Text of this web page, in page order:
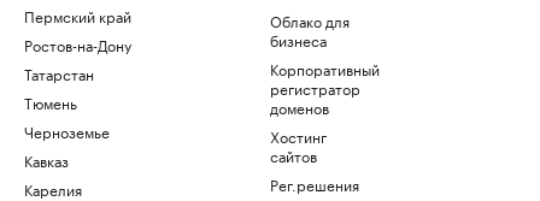
Пермский край
Ростов-на-Дону
Татарстан
Тюмень
Черноземье
Кавказ
Карелия
Облако для
бизнеса
Корпоративный
регистратор
доменов
Хостинг
сайтов
Рег.решения